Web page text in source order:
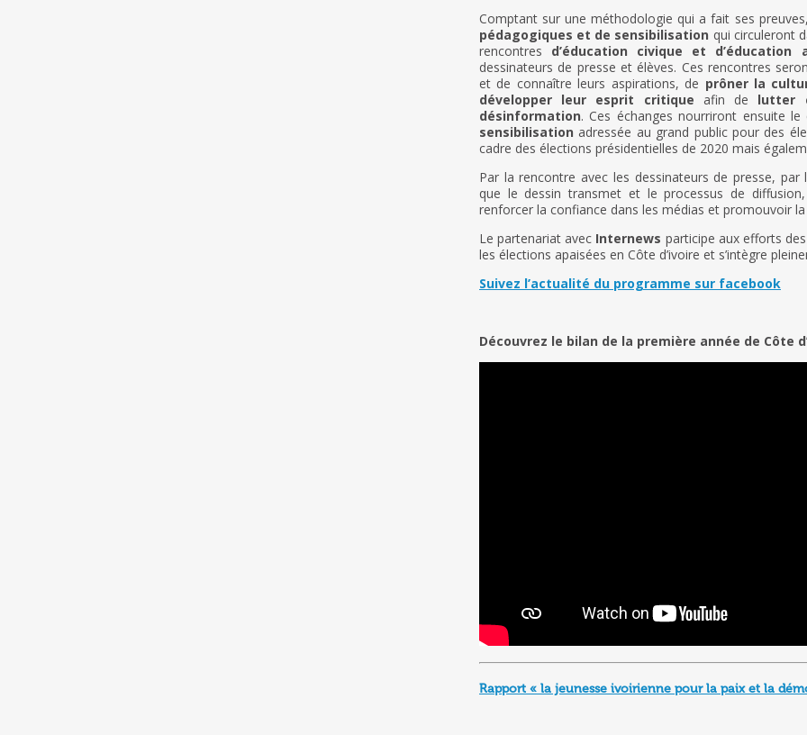
Comptant sur une méthodologie qui a fait ses
pédagogiques et de sensibilisation qui circuleront
rencontres d’éducation civique et
dessinateurs de presse et élèves. Ces rencontres
et de connaître leurs aspirations, de prôner la
développer leur esprit critique afin de lutter
désinformation. Ces échanges nourriront ensuite le
sensibilisation adressée au grand public pour des
cadre des élections présidentielles de 2020 mais
Par la rencontre avec les dessinateurs de presse, par
que le dessin transmet et le processus de
renforcer la confiance dans les médias et promouvoir la
Le partenariat avec Internews participe aux efforts
les élections apaisées en Côte d’ivoire et s’intègre
Suivez l’actualité du programme sur facebook
Découvrez le bilan de la première année de Côte
Rapport « la jeunesse ivoirienne pour la paix et la